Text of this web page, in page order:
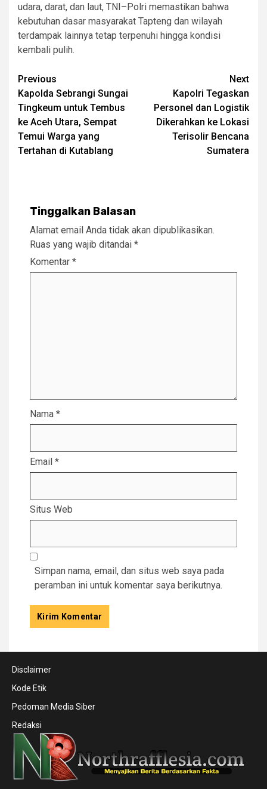
udara, darat, dan laut, TNI–Polri memastikan bahwa
kebutuhan dasar masyarakat Tapteng dan wilayah
terdampak lainnya tetap terpenuhi hingga kondisi
kembali pulih.
Post
navigation
Previous
Kapolda Sebrangi Sungai
Tingkeum untuk Tembus
ke Aceh Utara, Sempat
Temui Warga yang
Tertahan di Kutablang
Next
Kapolri Tegaskan
Personel dan Logistik
Dikerahkan ke Lokasi
Terisolir Bencana
Sumatera
Tinggalkan Balasan
Alamat email Anda tidak akan dipublikasikan.
Ruas yang wajib ditandai *
Komentar *
Nama *
Email *
Situs Web
Simpan nama, email, dan situs web saya pada
peramban ini untuk komentar saya berikutnya.
Disclaimer
Kode Etik
Pedoman Media Siber
Redaksi